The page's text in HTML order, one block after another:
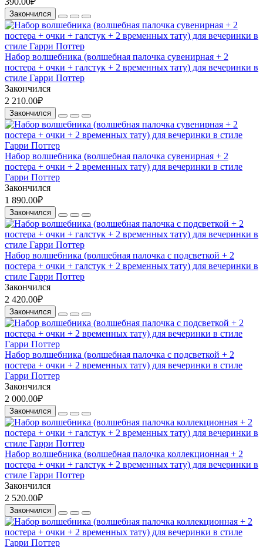
Закончился
Набор волшебника (волшебная палочка сувенирная + 2
постера + очки + галстук + 2 временных тату) для вечеринки в
стиле Гарри Поттер
Закончился
2 210.00₽
Закончился
Набор волшебника (волшебная палочка сувенирная + 2
постера + очки + 2 временных тату) для вечеринки в стиле
Гарри Поттер
Закончился
1 890.00₽
Закончился
Набор волшебника (волшебная палочка с подсветкой + 2
постера + очки + галстук + 2 временных тату) для вечеринки в
стиле Гарри Поттер
Закончился
2 420.00₽
Закончился
Набор волшебника (волшебная палочка с подсветкой + 2
постера + очки + 2 временных тату) для вечеринки в стиле
Гарри Поттер
Закончился
2 000.00₽
Закончился
Набор волшебника (волшебная палочка коллекционная + 2
постера + очки + галстук + 2 временных тату) для вечеринки в
стиле Гарри Поттер
Закончился
2 520.00₽
Закончился